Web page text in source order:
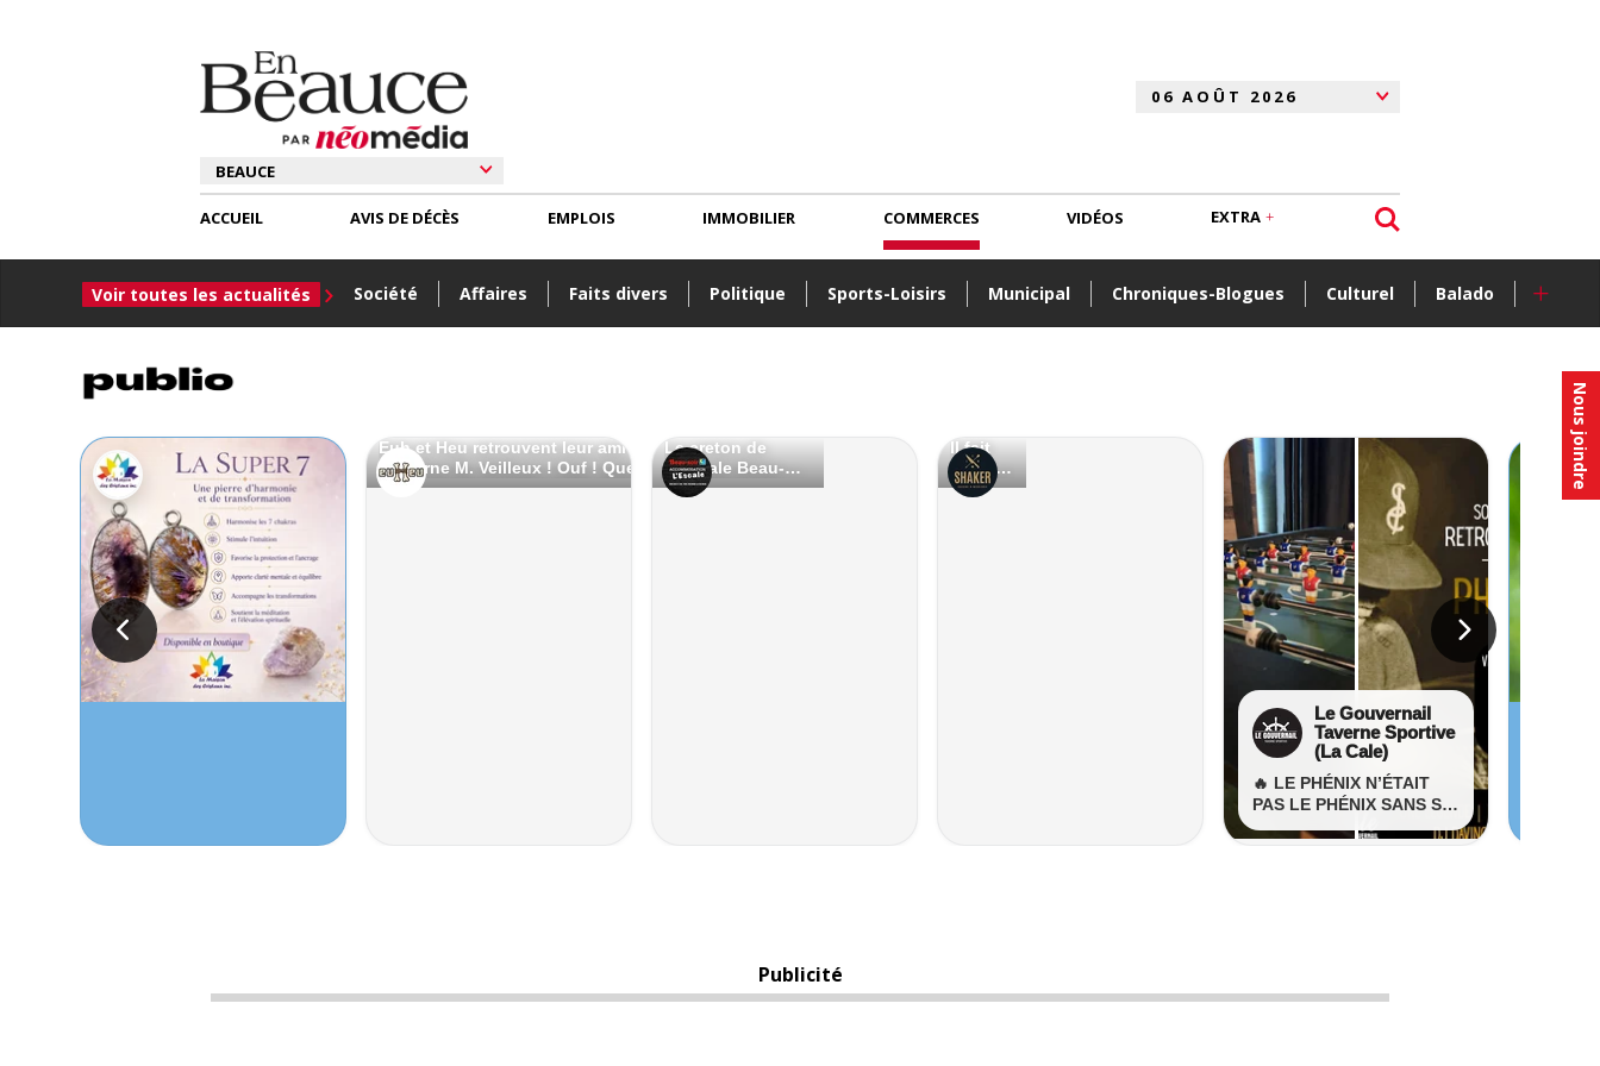
Nous joindre
ACCUEIL
Voir toutes les actualités Société Affaires Faits divers Politique Sports-Loisirs Municipal Chroniques-Blogues Culturel Balado +
AVIS DE DÉCÈS EMPLOIS IMMOBILIER COMMERCES VIDÉOS EXTRA
Publicité